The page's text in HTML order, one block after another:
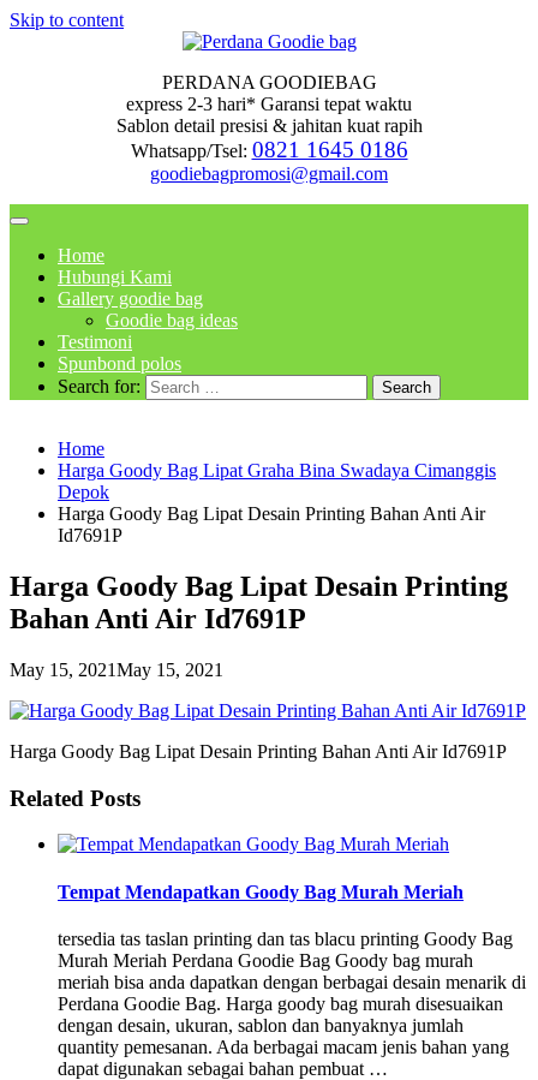
Skip to content
PERDANA GOODIEBAG
express 2-3 hari* Garansi tepat waktu
Sablon detail presisi & jahitan kuat rapih
Whatsapp/Tsel: 0821 1645 0186
goodiebagpromosi@gmail.com
Home
Hubungi Kami
Gallery goodie bag
Goodie bag ideas
Testimoni
Spunbond polos
Search for:
Home
Harga Goody Bag Lipat Graha Bina Swadaya Cimanggis
Depok
Harga Goody Bag Lipat Desain Printing Bahan Anti Air
Id7691P
Harga Goody Bag Lipat Desain Printing
Bahan Anti Air Id7691P
May 15, 2021May 15, 2021
Harga Goody Bag Lipat Desain Printing Bahan Anti Air Id7691P
Related Posts
Tempat Mendapatkan Goody Bag Murah Meriah
tersedia tas taslan printing dan tas blacu printing Goody Bag
Murah Meriah Perdana Goodie Bag Goody bag murah
meriah bisa anda dapatkan dengan berbagai desain menarik di
Perdana Goodie Bag. Harga goody bag murah disesuaikan
dengan desain, ukuran, sablon dan banyaknya jumlah
quantity pemesanan. Ada berbagai macam jenis bahan yang
dapat digunakan sebagai bahan pembuat …